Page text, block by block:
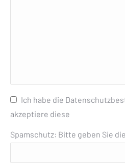
Ich habe die
akzeptiere diese
Spamschutz: Bitte geben Sie